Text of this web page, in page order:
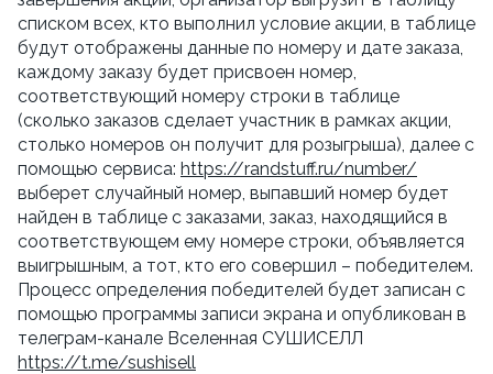
списком всех, кто выполнил условие акции, в таблице
будут отображены данные по номеру и дате заказа,
каждому заказу будет присвоен номер,
соответствующий номеру строки в таблице
(сколько заказов сделает участник в рамках акции,
столько номеров он получит для розыгрыша), далее с
помощью сервиса: https://randstuff.ru/number/
выберет случайный номер, выпавший номер будет
найден в таблице с заказами, заказ, находящийся в
соответствующем ему номере строки, объявляется
выигрышным, а тот, кто его совершил – победителем.
Процесс определения победителей будет записан с
помощью программы записи экрана и опубликован в
телеграм-канале Вселенная СУШИСЕЛЛ
https://t.me/sushisell